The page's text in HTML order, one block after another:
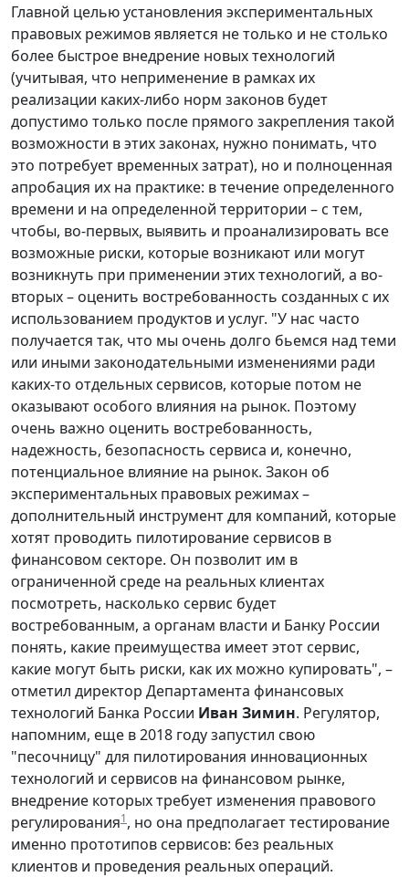
Главной целью установления экспериментальных
правовых режимов является не только и не столько
более быстрое внедрение новых технологий
(учитывая, что неприменение в рамках их
реализации каких-либо норм законов будет
допустимо только после прямого закрепления такой
возможности в этих законах, нужно понимать, что
это потребует временных затрат), но и полноценная
апробация их на практике: в течение определенного
времени и на определенной территории – с тем,
чтобы, во-первых, выявить и проанализировать все
возможные риски, которые возникают или могут
возникнуть при применении этих технологий, а во-
вторых – оценить востребованность созданных с их
использованием продуктов и услуг. "У нас часто
получается так, что мы очень долго бьемся над теми
или иными законодательными изменениями ради
каких-то отдельных сервисов, которые потом не
оказывают особого влияния на рынок. Поэтому
очень важно оценить востребованность,
надежность, безопасность сервиса и, конечно,
потенциальное влияние на рынок. Закон об
экспериментальных правовых режимах –
дополнительный инструмент для компаний, которые
хотят проводить пилотирование сервисов в
финансовом секторе. Он позволит им в
ограниченной среде на реальных клиентах
посмотреть, насколько сервис будет
востребованным, а органам власти и Банку России
понять, какие преимущества имеет этот сервис,
какие могут быть риски, как их можно купировать", –
отметил директор Департамента финансовых
технологий Банка России Иван Зимин. Регулятор,
напомним, еще в 2018 году запустил свою
"песочницу" для пилотирования инновационных
технологий и сервисов на финансовом рынке,
внедрение которых требует изменения правового
регулирования1, но она предполагает тестирование
именно прототипов сервисов: без реальных
клиентов и проведения реальных операций.